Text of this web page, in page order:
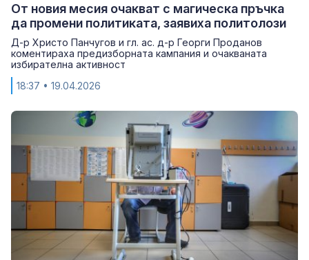
От новия месия очакват с магическа пръчка
да промени политиката, заявиха политолози
Д-р Христо Панчугов и гл. ас. д-р Георги Проданов
коментираха предизборната кампания и очакваната
избирателна активност
18:37 • 19.04.2026